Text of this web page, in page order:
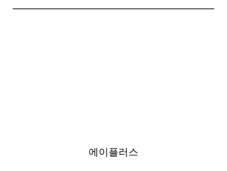
에이플러스